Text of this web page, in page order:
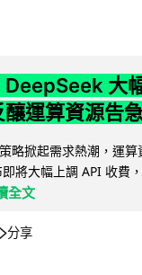
DeepSeek 大
運算資源告
略掀起需求熱潮，運算
將大幅上調 API 收費
全文
分享